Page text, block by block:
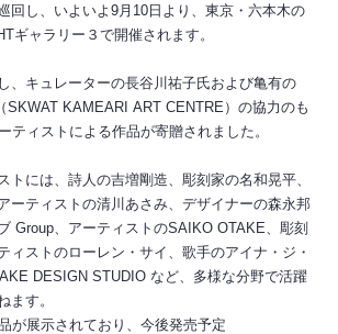
回し、いよいよ9月10日より、東京・六本木の
ギャラリー３で開催されます。
、キュレーターの長谷川祐子氏および亀有の
SKWAT KAMEARI ART CENTRE）の協力のも
ティストによる作品が寄贈されました。
トには、詩人の吉増剛造、彫刻家の名和晃平、
ーティストの清川あさみ、デザイナーの森永邦
Group、アーティストのSAIKO OTAKE、彫刻
ィストのローレン・サイ、歌手のアイナ・ジ・
DESIGN STUDIO など、多様な分野で活躍
ます。
が展示されており、今後発売予定